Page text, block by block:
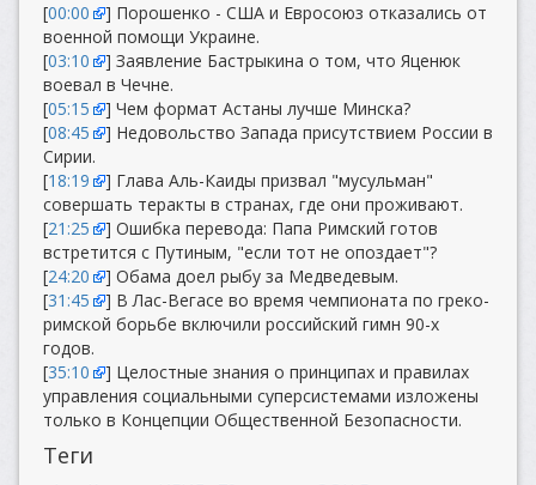
[00:00
] Порошенко - США и Евросоюз отказались от
военной помощи Украине.
[03:10
] Заявление Бастрыкина о том, что Яценюк
воевал в Чечне.
[05:15
] Чем формат Астаны лучше Минска?
[08:45
] Недовольство Запада присутствием России в
Сирии.
[18:19
] Глава Аль-Каиды призвал "мусульман"
совершать теракты в странах, где они проживают.
[21:25
] Ошибка перевода: Папа Римский готов
встретится с Путиным, "если тот не опоздает"?
[24:20
] Обама доел рыбу за Медведевым.
[31:45
] В Лас-Вегасе во время чемпионата по греко-
римской борьбе включили российский гимн 90-х
годов.
[35:10
] Целостные знания о принципах и правилах
управления социальными суперсистемами изложены
только в Концепции Общественной Безопасности.
Теги